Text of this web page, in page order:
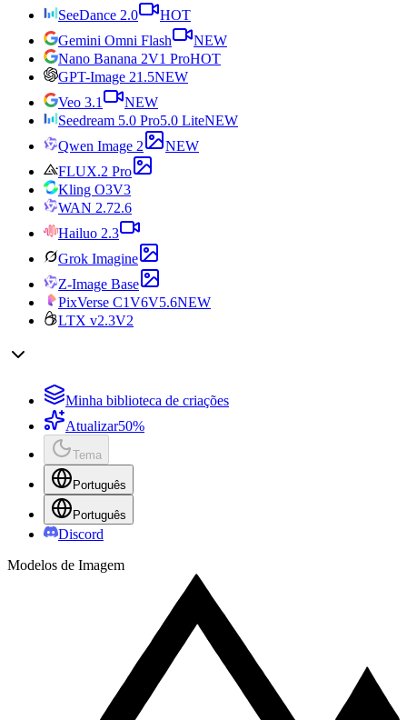
SeeDance 2.0
HOT
Gemini Omni Flash
NEW
Nano Banana 2V1 ProHOT
GPT-Image 21.5NEW
Veo 3.1
NEW
Seedream 5.0 Pro5.0 LiteNEW
Qwen Image 2
NEW
FLUX.2 Pro
Kling O3V3
WAN 2.72.6
Hailuo 2.3
Grok Imagine
Z-Image Base
PixVerse C1V6V5.6NEW
LTX v2.3V2
Minha biblioteca de criações
Atualizar50%
Tema
Português
Português
Discord
Modelos de Imagem